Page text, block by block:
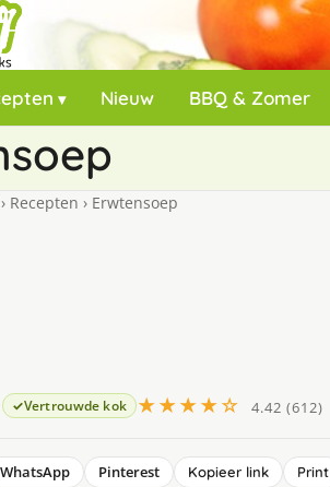
Nieuw BBQ & Zomer
› Recepten › Erwtensoep
Vertrouwde kok ★★★★☆ 4.42 (612)
WhatsApp Pinterest Kopieer link Print